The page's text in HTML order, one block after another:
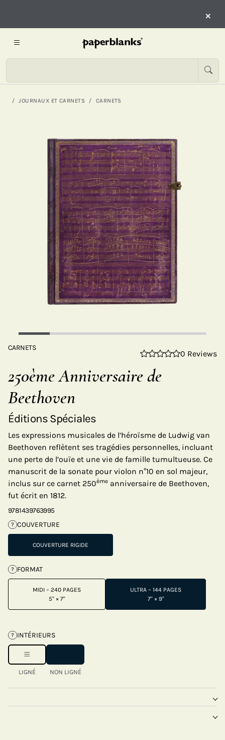
×
JOURNAUX ET CARNETS CARNETS
CARNETS
0 Reviews
250ème Anniversaire de
Beethoven
Éditions Spéciales
Les expressions musicales de l’héroïsme de Ludwig van
Beethoven reflètent ses tragédies personnelles, incluant
une perte de l’ouïe et une vie de famille tumultueuse. Ce
manuscrit de la sonate pour violon n°10 en sol majeur,
inclus sur ce carnet 250ème anniversaire de Beethoven,
fut écrit en 1812.
9781439763995
? COUVERTURE
COUVERTURE RIGIDE
? FORMAT
MIDI – 240 PAGES
5" × 7"
ULTRA – 144 PAGES
7" × 9"
? INTÉRIEURS
LIGNÉ NON LIGNÉ